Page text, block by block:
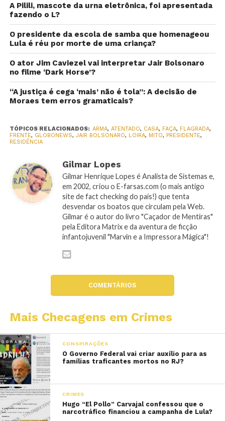
A Pilili, mascote da urna eletrônica, foi apresentada
fazendo o L?
O presidente da escola de samba que homenageou
Lula é réu por morte de uma criança?
O ator Jim Caviezel vai interpretar Jair Bolsonaro
no filme ‘Dark Horse’?
“A justiça é cega ‘mais’ não é tola”: A decisão de
Moraes tem erros gramaticais?
TÓPICOS RELACIONADOS: ARMA, ATENTADO, CASA, FAÇA, FLAGRADA,
FRENTE, GLOBONEWS, JAIR BOLSONARO, LOIRA, MITO, PRESIDENTE,
RESIDÊNCIA
Gilmar Lopes
Gilmar Henrique Lopes é Analista de Sistemas e,
em 2002, criou o E-farsas.com (o mais antigo
site de fact checking do país!) que tenta
desvendar os boatos que circulam pela Web.
Gilmar é o autor do livro "Caçador de Mentiras"
pela Editora Matrix e da aventura de ficção
infantojuvenil "Marvin e a Impressora Mágica"!
COMENTÁRIOS
Mais Checagens em Crimes
CONSPIRAÇÕES
O Governo Federal vai criar auxílio para as
famílias traficantes mortos no RJ?
CRIMES
Hugo “El Pollo” Carvajal confessou que o
narcotráfico financiou a campanha de Lula?